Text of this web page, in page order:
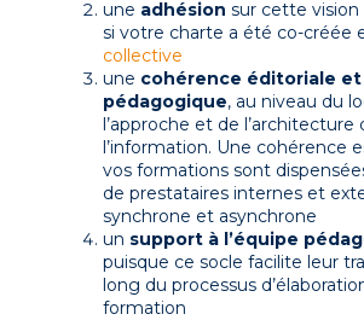
une adhésion sur cette vision
si votre charte a été co-créée
collective
une cohérence éditoriale et
pédagogique, au niveau du
l’approche et de l’architecture
l’information. Une cohérence
vos formations sont
de prestataires internes et
synchrone et asynchrone
un support à l’équipe
puisque ce socle facilite leur
long du processus
formation